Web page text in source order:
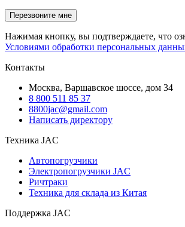
Нажимая кнопку, вы подтверждаете, что
Условиями обработки персональных
Контакты
Москва, Варшавское шоссе, дом 34
8 800 511 85 37
8800jac@gmail.com
Написать директору
Техника JAC
Автопогрузчики
Электропогрузчики JAC
Ричтраки
Техника для склада из Китая
Поддержка JAC